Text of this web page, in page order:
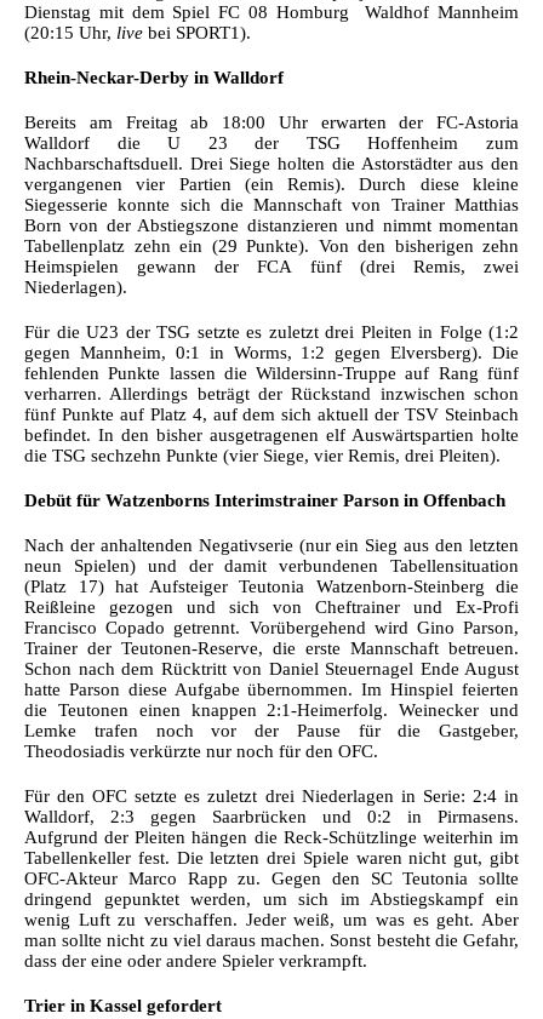
Dienstag mit dem Spiel FC 08 Homburg  Waldhof Mannheim
(20:15 Uhr, live bei SPORT1).
Rhein-Neckar-Derby in Walldorf
Bereits am Freitag ab 18:00 Uhr erwarten der FC-Astoria
Walldorf die U 23 der TSG Hoffenheim zum
Nachbarschaftsduell. Drei Siege holten die Astorstädter aus den
vergangenen vier Partien (ein Remis). Durch diese kleine
Siegesserie konnte sich die Mannschaft von Trainer Matthias
Born von der Abstiegszone distanzieren und nimmt momentan
Tabellenplatz zehn ein (29 Punkte). Von den bisherigen zehn
Heimspielen gewann der FCA fünf (drei Remis, zwei
Niederlagen).
Für die U23 der TSG setzte es zuletzt drei Pleiten in Folge (1:2
gegen Mannheim, 0:1 in Worms, 1:2 gegen Elversberg). Die
fehlenden Punkte lassen die Wildersinn-Truppe auf Rang fünf
verharren. Allerdings beträgt der Rückstand inzwischen schon
fünf Punkte auf Platz 4, auf dem sich aktuell der TSV Steinbach
befindet. In den bisher ausgetragenen elf Auswärtspartien holte
die TSG sechzehn Punkte (vier Siege, vier Remis, drei Pleiten).
Debüt für Watzenborns Interimstrainer Parson in Offenbach
Nach der anhaltenden Negativserie (nur ein Sieg aus den letzten
neun Spielen) und der damit verbundenen Tabellensituation
(Platz 17) hat Aufsteiger Teutonia Watzenborn-Steinberg die
Reißleine gezogen und sich von Cheftrainer und Ex-Profi
Francisco Copado getrennt. Vorübergehend wird Gino Parson,
Trainer der Teutonen-Reserve, die erste Mannschaft betreuen.
Schon nach dem Rücktritt von Daniel Steuernagel Ende August
hatte Parson diese Aufgabe übernommen. Im Hinspiel feierten
die Teutonen einen knappen 2:1-Heimerfolg. Weinecker und
Lemke trafen noch vor der Pause für die Gastgeber,
Theodosiadis verkürzte nur noch für den OFC.
Für den OFC setzte es zuletzt drei Niederlagen in Serie: 2:4 in
Walldorf, 2:3 gegen Saarbrücken und 0:2 in Pirmasens.
Aufgrund der Pleiten hängen die Reck-Schützlinge weiterhin im
Tabellenkeller fest. Die letzten drei Spiele waren nicht gut, gibt
OFC-Akteur Marco Rapp zu. Gegen den SC Teutonia sollte
dringend gepunktet werden, um sich im Abstiegskampf ein
wenig Luft zu verschaffen. Jeder weiß, um was es geht. Aber
man sollte nicht zu viel daraus machen. Sonst besteht die Gefahr,
dass der eine oder andere Spieler verkrampft.
Trier in Kassel gefordert